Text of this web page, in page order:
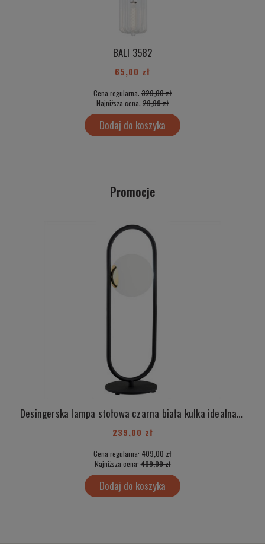
BALI 3582
65,00 zł
Cena regularna: 329,00 zł
Najniższa cena: 29,99 zł
Dodaj do koszyka
Promocje
Desingerska lampa stołowa czarna biała kulka idealna do stylu japandi ROVETTO 4992
239,00 zł
Cena regularna: 409,00 zł
Najniższa cena:409,00 zł
Dodaj do koszyka